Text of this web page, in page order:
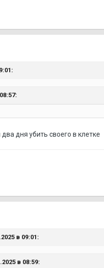
дня убить своего в клетке
в 09:01:
в 08:59: